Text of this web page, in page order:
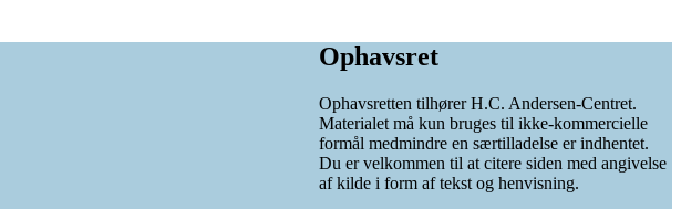
Ophavsret
Ophavsretten tilhører H.C. Andersen-Centret.
Materialet må kun bruges til ikke-kommercielle
formål medmindre en særtilladelse er indhentet.
Du er velkommen til at citere siden med angivelse
af kilde i form af tekst og henvisning.